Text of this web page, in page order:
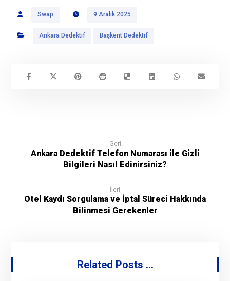
Swap 9 Aralık 2025
Ankara Dedektif Başkent Dedektif
Geri
Ankara Dedektif Telefon Numarası ile Gizli
Bilgileri Nasıl Edinirsiniz?
İleri
Otel Kaydı Sorgulama ve İptal Süreci Hakkında
Bilinmesi Gerekenler
Related Posts ...